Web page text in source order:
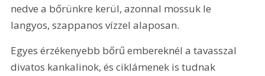
nedve a bőrünkre kerül, azonnal mossuk le
langyos, szappanos vízzel alaposan.
Egyes érzékenyebb bőrű embereknél a tavasszal
divatos kankalinok, és ciklámenek is tudnak